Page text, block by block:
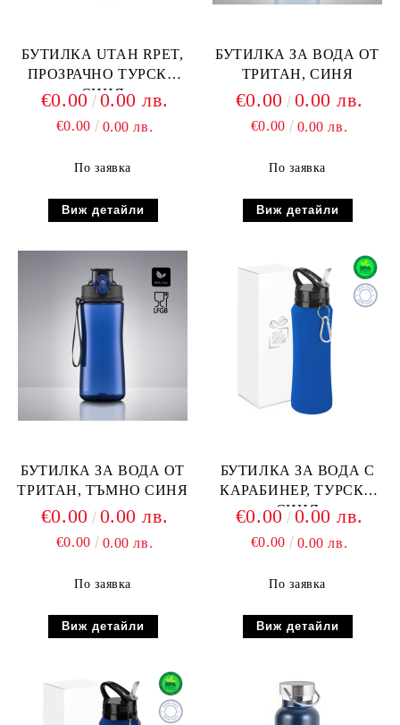
БУТИЛКА UTAH RPET,
ПРОЗРАЧНО ТУРСКА
СИНЯ
€0.00 0.00 лв.
€0.00 0.00 лв.
По заявка
Виж детайли
БУТИЛКА ЗА ВОДА ОТ
ТРИТАН, СИНЯ
€0.00 0.00 лв.
€0.00 0.00 лв.
По заявка
Виж детайли
БУТИЛКА ЗА ВОДА ОТ
ТРИТАН, ТЪМНО СИНЯ
€0.00 0.00 лв.
€0.00 0.00 лв.
По заявка
Виж детайли
БУТИЛКА ЗА ВОДА С
КАРАБИНЕР, ТУРСКО
СИНЯ
€0.00 0.00 лв.
€0.00 0.00 лв.
По заявка
Виж детайли